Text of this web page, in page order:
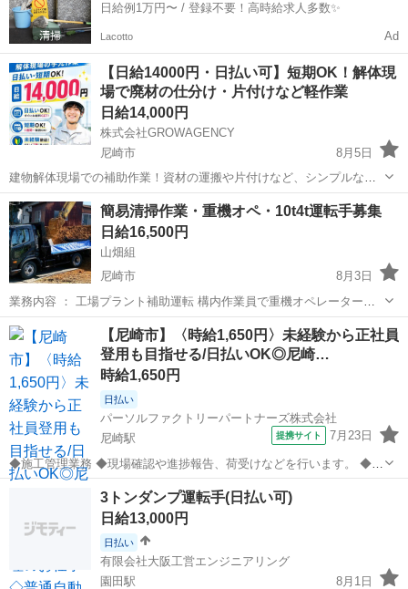
日給例1万円〜 / 登録不要！高時給求人多数✨
Lacotto Ad
【日給14000円・日払い可】短期OK！解体現
場で廃材の仕分け・片付けなど軽作業
日給14,000円
株式会社GROWAGENCY
尼崎市
8月5日
建物解体現場での補助作業！資材の運搬や片付けなど、シンプルな手
元作業が中心です。 日給1.4万円！ 日払いOK！ 体を動かしたい方に
おすすめ！ NG事項 Wワークの方 18歳未満の方 学...
兵庫 尼崎市 その他 廃材
簡易清掃作業・重機オペ・10t4t運転手募集
日給16,500円
山畑組
尼崎市
8月3日
業務内容 ： 工場プラント補助運転 構内作業員で重機オペレーター・
車両運転手 （10t.4t.散水車）・フォーリフト・手元作業等のお仕事で
す。 【主な仕事内容】 • 油圧ショベル、ホイルローダーにて10t車等に
積み込み作業 ...
兵庫 その他 重機
【尼崎市】〈時給1,650円〉未経験から正社員
登用も目指せる/日払いOK◎尼崎…
時給1,650円
日払い
パーソルファクトリーパートナーズ株式会社
尼崎駅
提携サイト 7月23日
◆施工管理業務 ◆現場確認や進捗報告、荷受けなどを行います。 ◆各
地の現場で施工管理を担当します。 ◆未経験OK!普通自動車免許があ
ればすぐに始められます。 ※北海道から沖縄まで、全国各地へ出張し
ます。 ◆紹介予定派遣の求...
尼崎駅 その他
3トンダンプ運転手(日払い可)
日給13,000円
日払い
有限会社大阪工営エンジニアリング
園田駅
8月1日